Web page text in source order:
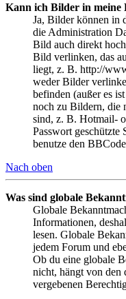
Kann ich Bilder in meine
Ja, Bilder können in
die Administration
Bild auch direkt
Bild verlinken, das
liegt, z. B. http://
weder Bilder
befinden (außer es
noch zu Bildern, die
sind, z. B. Hotmail-
Passwort geschützte
benutze den
Nach oben
Was sind globale
Globale
Informationen,
lesen. Globale
jedem Forum und
Ob du eine globale
nicht, hängt von den
vergebenen